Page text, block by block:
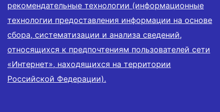
рекомендательные технологии (информационные
технологии предоставления информации на основе
сбора, систематизации и анализа сведений,
относящихся к предпочтениям пользователей сети
«Интернет», находящихся на территории
Российской Федерации).